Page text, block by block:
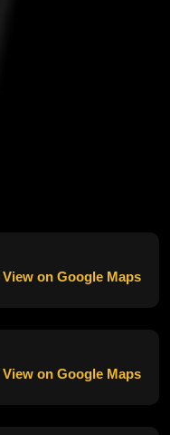
View on Google Maps
View on Google Maps